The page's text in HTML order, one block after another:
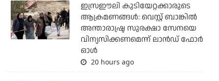
ഇസ്രഈലി കുടിയേറ്റക്കാരുടെ
ആക്രമണങ്ങള്‍: വെസ്റ്റ് ബാങ്കില്‍
അന്താരാഷ്ട്ര സുരക്ഷാ സേനയെ
വിന്യസിക്കണമെന്ന് ലാന്‍ഡ് ഫോര്‍
ഓള്‍
20 hours ago